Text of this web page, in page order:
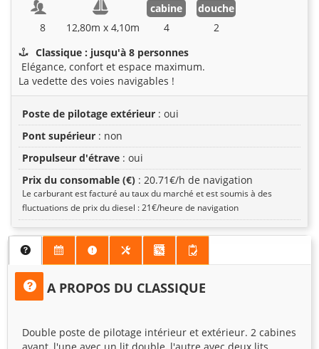
8 12,80m x 4,10m
cabine
4
douche
2
Classique : jusqu'à 8 personnes
Elégance, confort et espace maximum.
La vedette des voies navigables !
Poste de pilotage extérieur : oui
Pont supérieur : non
Propulseur d'étrave : oui
Prix du consomable (€) : 20.71€/h de navigation
Le carburant est facturé au taux du marché et est soumis à des
fluctuations de prix du diesel : 21€/heure de navigation
A PROPOS DU CLASSIQUE
Double poste de pilotage intérieur et extérieur. 2 cabines